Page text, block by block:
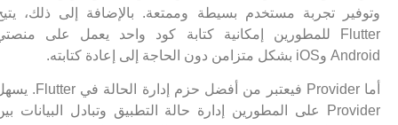
وتوفير تجربة مستخدم بسيطة وممتعة. بالإضافة إلى ذلك، يتيح
Flutter للمطورين إمكانية كتابة كود واحد يعمل على منصتي
Android وiOS بشكل متزامن دون الحاجة إلى إعادة كتابته.
أما Provider فيعتبر من أفضل حزم إدارة الحالة في Flutter. يسهل
Provider على المطورين إدارة حالة التطبيق وتبادل البيانات بين